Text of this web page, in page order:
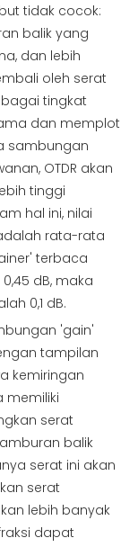
tidak cocok:
balik yang
dan lebih
oleh serat
tingkat
dan memplot
sambungan
OTDR akan
tinggi
hal ini, nilai
rata-rata
terbaca
dB, maka
0,1 dB.
'gain'
tampilan
kemiringan
memiliki
serat
balik
serat ini akan
serat
lebih banyak
dapat